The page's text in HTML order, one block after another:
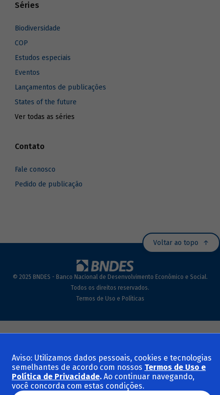
Séries
Biodiversidade
COP
Estudos especiais
Eventos
Lançamentos de publicações
States of the future
Ver todas as séries
Contato
Fale conosco
Pedido de publicação
Voltar ao topo
© 2025 BNDES - Banco Nacional de Desenvolvimento Econômico e Social.
Todos os direitos reservados.
Termos de Uso e Políticas
Aviso: Utilizamos dados pessoais, cookies e tecnologias
semelhantes de acordo com nossos Termos de Uso e
Política de Privacidade. Ao continuar navegando,
você concorda com estas condições.